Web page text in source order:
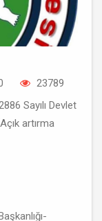
23789
Sayılı Devlet
artırma